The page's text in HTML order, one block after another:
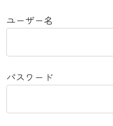
ユーザー名
パスワード